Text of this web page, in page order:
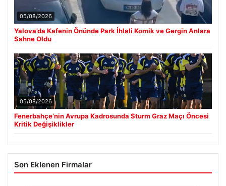
05/08/2026
Yalova’da Kafenin Önünde Park İhlali Komik ve Gergin Anlara
Sahne Oldu
05/08/2026
Fenerbahçe’nin Avrupa Kadrosunda Sturm Graz Maçı Öncesi
Kritik Değişiklikler
Son Eklenen Firmalar